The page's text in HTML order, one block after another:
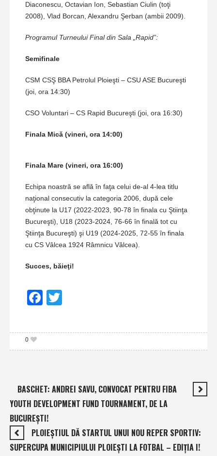
Diaconescu, Octavian Ion, Sebastian Ciulin (toţi
2008), Vlad Borcan, Alexandru Şerban (ambii 2009).
Programul Turneului Final din Sala „Rapid”:
Semifinale
CSM CSŞ BBA Petrolul Ploieşti – CSU ASE Bucureşti
(joi, ora 14:30)
CSO Voluntari – CS Rapid Bucureşti (joi, ora 16:30)
Finala Mică (vineri, ora 14:00)
Finala Mare (vineri, ora 16:00)
Echipa noastră se află în faţa celui de-al 4-lea titlu
naţional consecutiv la categoria 2006, după cele
obţinute la U17 (2022-2023, 90-78 în finala cu Ştiinţa
Bucureşti), U18 (2023-2024, 76-66 în finală tot cu
Ştiinţa Bucureşti) şi U19 (2024-2025, 72-55 în finala
cu CS Vâlcea 1924 Râmnicu Vâlcea).
Succes, băieţi!
Facebook
0
BASCHET: ANDREI SAVU, CONVOCAT PENTRU FIBA
YOUTH DEVELOPMENT FUND TOURNAMENT, DE LA
BUCUREŞTI!
PLOIEȘTIUL DĂ STARTUL UNUI NOU REPER SPORTIV:
SUPERCUPA MUNICIPIULUI PLOIEȘTI LA FOTBAL – EDIȚIA I!